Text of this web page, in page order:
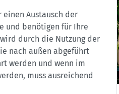
einen Austausch der
und benötigen für Ihre
durch die Nutzung der
nach außen abgeführt
werden und wenn im
muss ausreichend